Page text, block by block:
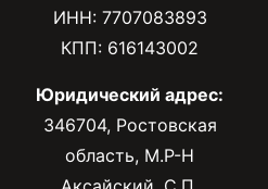
ИНН: 7707083893
КПП: 616143002
Юридический адрес:
346704, Ростовская
область, М.Р-Н